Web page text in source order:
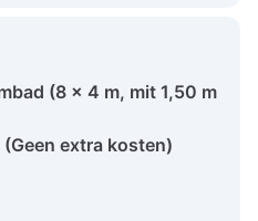
(8 x 4 m, mit 1,50 m
extra kosten)